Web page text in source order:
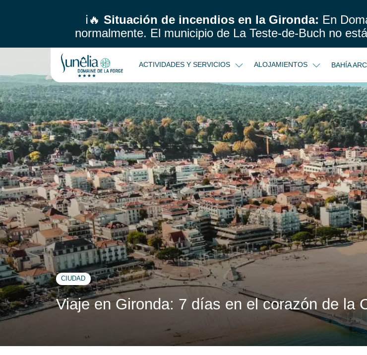
ℹ️🔥 Situación de incendios en la Gironda: En
normalmente. El municipio de La Teste-de-Buch no
ACTIVIDADES Y SERVICIOS ALOJAMIENTOS BAHÍA
CIUDAD
Viaje en Gironda: 7 días en el corazón de la